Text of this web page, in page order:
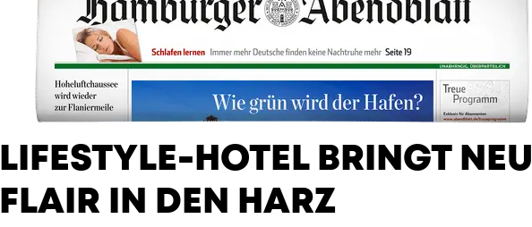
LIFESTYLE-HOTEL BRINGT
FLAIR IN DEN HARZ